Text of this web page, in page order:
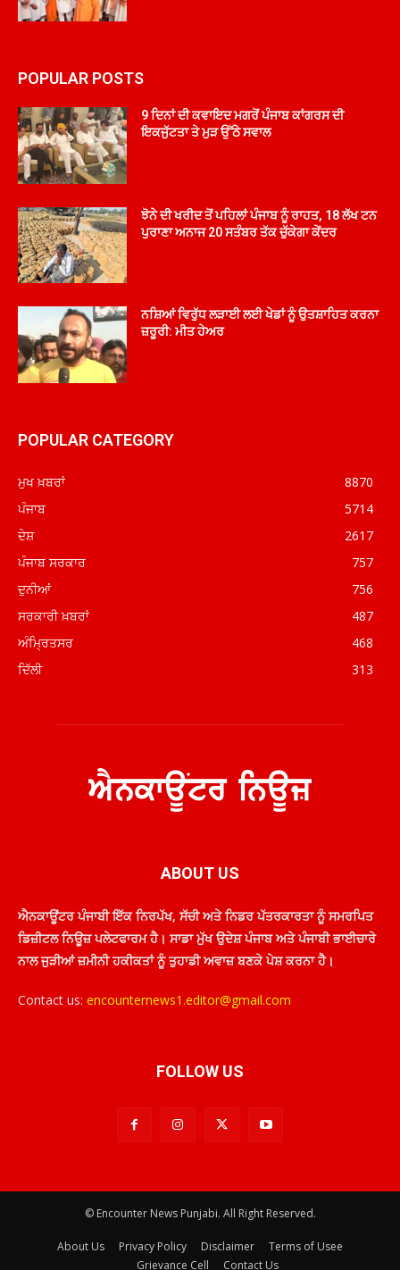
POPULAR POSTS
9 ਦਿਨਾਂ ਦੀ ਕਵਾਇਦ ਮਗਰੋਂ ਪੰਜਾਬ ਕਾਂਗਰਸ ਦੀ
ਇਕਜੁੱਟਤਾ ਤੇ ਮੁੜ ਉੱਠੇ ਸਵਾਲ
ਝੋਨੇ ਦੀ ਖਰੀਦ ਤੋਂ ਪਹਿਲਾਂ ਪੰਜਾਬ ਨੂੰ ਰਾਹਤ, 18 ਲੱਖ ਟਨ
ਪੁਰਾਣਾ ਅਨਾਜ 20 ਸਤੰਬਰ ਤੱਕ ਚੁੱਕੇਗਾ ਕੇਂਦਰ
ਨਸ਼ਿਆਂ ਵਿਰੁੱਧ ਲੜਾਈ ਲਈ ਖੇਡਾਂ ਨੂੰ ਉਤਸ਼ਾਹਿਤ ਕਰਨਾ
ਜ਼ਰੂਰੀ: ਮੀਤ ਹੇਅਰ
POPULAR CATEGORY
ਮੁਖ ਖ਼ਬਰਾਂ
8870
ਪੰਜਾਬ
5714
ਦੇਸ਼
2617
ਪੰਜਾਬ ਸਰਕਾਰ
757
ਦੁਨੀਆਂ
756
ਸਰਕਾਰੀ ਖ਼ਬਰਾਂ
487
ਅੰਮ੍ਰਿਤਸਰ
468
ਦਿੱਲੀ
313
ABOUT US
ਐਨਕਾਊਂਟਰ ਪੰਜਾਬੀ ਇੱਕ ਨਿਰਪੱਖ, ਸੱਚੀ ਅਤੇ ਨਿਡਰ ਪੱਤਰਕਾਰਤਾ ਨੂੰ ਸਮਰਪਿਤ
ਡਿਜ਼ੀਟਲ ਨਿਊਜ਼ ਪਲੇਟਫਾਰਮ ਹੈ। ਸਾਡਾ ਮੁੱਖ ਉਦੇਸ਼ ਪੰਜਾਬ ਅਤੇ ਪੰਜਾਬੀ ਭਾਈਚਾਰੇ
ਨਾਲ ਜੁੜੀਆਂ ਜ਼ਮੀਨੀ ਹਕੀਕਤਾਂ ਨੂੰ ਤੁਹਾਡੀ ਅਵਾਜ਼ ਬਣਕੇ ਪੇਸ਼ ਕਰਨਾ ਹੈ।
Contact us: encounternews1.editor@gmail.com
FOLLOW US
© Encounter News Punjabi. All Right Reserved.
About Us Privacy Policy Disclaimer
Terms of Usee
Grievance Cell
Contact Us